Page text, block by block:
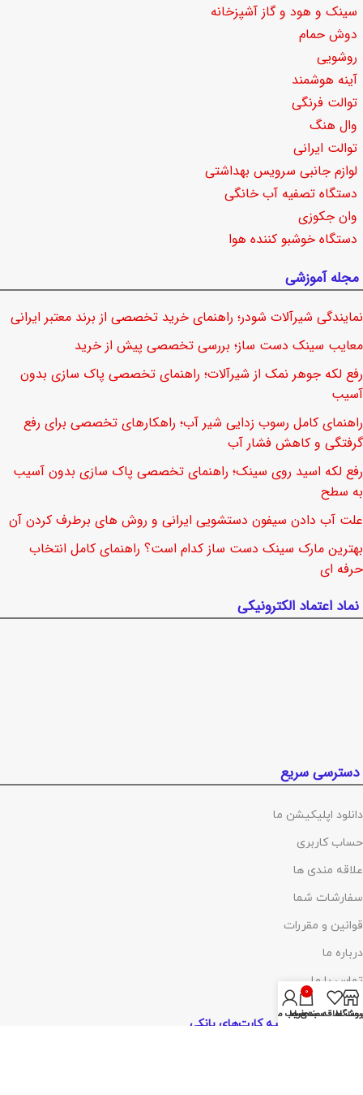
سینک و هود و گاز آشپزخانه
دوش حمام
روشویی
آینه هوشمند
توالت فرنگی
وال هنگ
توالت ایرانی
لوازم جانبی سرویس بهداشتی
دستگاه تصفیه آب خانگی
وان جکوزی
دستگاه خوشبو کننده هوا
مجله آموزشی
نمایندگی شیرآلات شودر؛ راهنمای خرید تخصصی از برند معتبر ایرانی
معایب سینک دست ساز؛ بررسی تخصصی پیش از خرید
رفع لکه جوهر نمک از شیرآلات؛ راهنمای تخصصی پاک سازی بدون
آسیب
راهنمای کامل رسوب زدایی شیر آب؛ راهکارهای تخصصی برای رفع
گرفتگی و کاهش فشار آب
رفع لکه اسید روی سینک؛ راهنمای تخصصی پاک سازی بدون آسیب
به سطح
علت آب دادن سیفون دستشویی ایرانی و روش های برطرف کردن آن
بهترین مارک سینک دست ساز کدام است؟ راهنمای کامل انتخاب
حرفه ای
نماد اعتماد الکترونیکی
دسترسی سریع
دانلود اپلیکیشن ما
حساب کاربری
علاقه مندی ها
سفارشات شما
قوانین و مقررات
درباره ما
تماس با ما
پرداخت توسط کلیه کارت‌های بانکی
علاقه مندی ها
0
سبد خرید
حساب من